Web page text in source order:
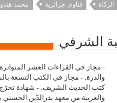
الزكاة فتاوى جزائرية محمد هندو
الشرفي
- مجاز في القراءات العشر
والدرة. - مجاز في الكتب التسعة
كتب الحديث الشريف. - شهادة
والعربية من معهد بدرالدّين